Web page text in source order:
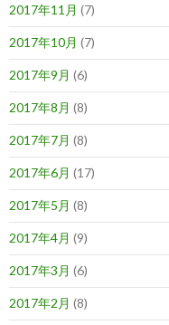
2017年11月 (7)
2017年10月 (7)
2017年9月 (6)
2017年8月 (8)
2017年7月 (8)
2017年6月 (17)
2017年5月 (8)
2017年4月 (9)
2017年3月 (6)
2017年2月 (8)